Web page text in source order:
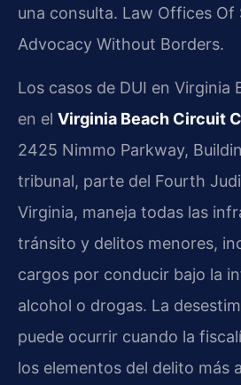
una consulta. Law Offices Of
Advocacy Without Borders.
Los casos de DUI en Virginia
en el Virginia Beach Circuit
2425 Nimmo Parkway,
tribunal, parte del Fourth
Virginia, maneja todas las
tránsito y delitos menores,
cargos por conducir bajo la
alcohol o drogas. La
puede ocurrir cuando la
los elementos del delito más